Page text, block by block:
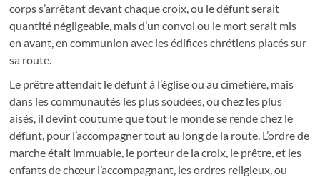
corps s’arrêtant devant chaque croix, ou le défunt serait
quantité négligeable, mais d’un convoi ou le mort serait mis
en avant, en communion avec les édifices chrétiens placés sur
sa route.
Le prêtre attendait le défunt à l’église ou au cimetière, mais
dans les communautés les plus soudées, ou chez les plus
aisés, il devint coutume que tout le monde se rende chez le
défunt, pour l’accompagner tout au long de la route. L’ordre de
marche était immuable, le porteur de la croix, le prêtre, et les
enfants de chœur l’accompagnant, les ordres religieux, ou